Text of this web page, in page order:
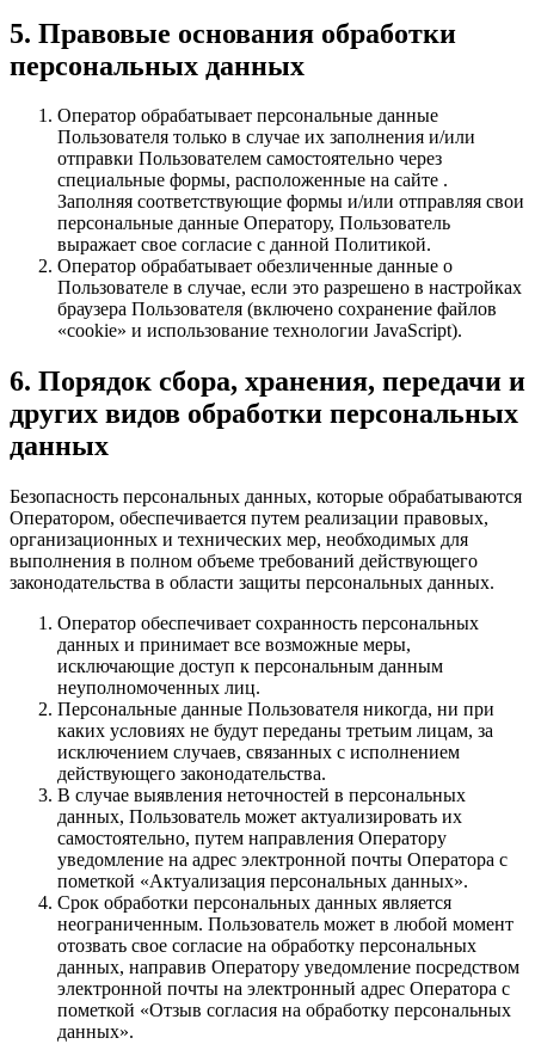
5. Правовые основания обработки
персональных данных
Оператор обрабатывает персональные данные
Пользователя только в случае их заполнения и/или
отправки Пользователем самостоятельно через
специальные формы, расположенные на сайте .
Заполняя соответствующие формы и/или отправляя свои
персональные данные Оператору, Пользователь
выражает свое согласие с данной Политикой.
Оператор обрабатывает обезличенные данные о
Пользователе в случае, если это разрешено в настройках
браузера Пользователя (включено сохранение файлов
«cookie» и использование технологии JavaScript).
6. Порядок сбора, хранения, передачи и
других видов обработки персональных
данных
Безопасность персональных данных, которые обрабатываются
Оператором, обеспечивается путем реализации правовых,
организационных и технических мер, необходимых для
выполнения в полном объеме требований действующего
законодательства в области защиты персональных данных.
Оператор обеспечивает сохранность персональных
данных и принимает все возможные меры,
исключающие доступ к персональным данным
неуполномоченных лиц.
Персональные данные Пользователя никогда, ни при
каких условиях не будут переданы третьим лицам, за
исключением случаев, связанных с исполнением
действующего законодательства.
В случае выявления неточностей в персональных
данных, Пользователь может актуализировать их
самостоятельно, путем направления Оператору
уведомление на адрес электронной почты Оператора с
пометкой «Актуализация персональных данных».
Срок обработки персональных данных является
неограниченным. Пользователь может в любой момент
отозвать свое согласие на обработку персональных
данных, направив Оператору уведомление посредством
электронной почты на электронный адрес Оператора с
пометкой «Отзыв согласия на обработку персональных
данных».